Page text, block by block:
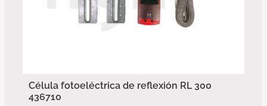
Célula fotoeléctrica de reflexión RL 300
436710